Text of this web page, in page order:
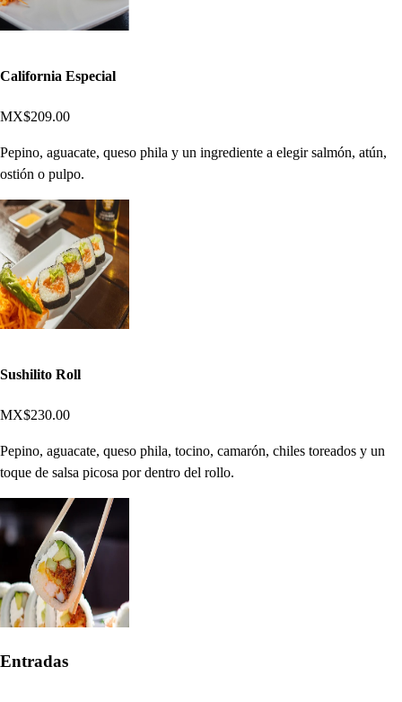
California Especial
MX$209.00
Pepino, aguacate, queso phila y un ingrediente a elegir salmón, atún,
ostión o pulpo.
Sushilito Roll
MX$230.00
Pepino, aguacate, queso phila, tocino, camarón, chiles toreados y un
toque de salsa picosa por dentro del rollo.
Entradas